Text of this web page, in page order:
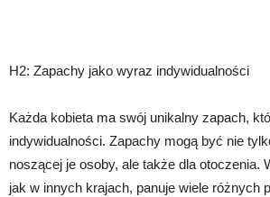
H2: Zapachy jako wyraz indywidualności
Każda kobieta ma swój unikalny zapach,
indywidualności. Zapachy mogą być nie
noszącej je osoby, ale także dla otoczenia.
jak w innych krajach, panuje wiele różnych